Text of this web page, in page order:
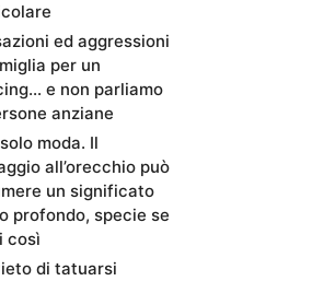
ed aggressioni
per un
e non parliamo
anziane
moda. Il
all’orecchio può
un significato
profondo, specie se
così
di tatuarsi